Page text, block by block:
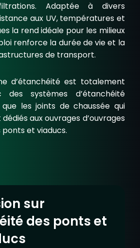
Adaptée à divers
aux UV, températures et
la rend idéale pour les milieux
renforce la durée de vie et la
de transport.
d’étanchéité est totalement
des systèmes d’étanchéité
que lesjoints de chaussée qui
aux ouvrages d’ouvrages
ponts et viaducs.
sur
des ponts et